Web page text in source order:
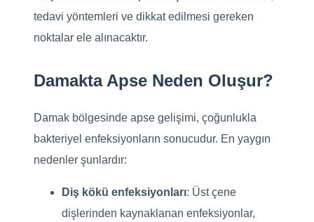
tedavi yöntemleri ve dikkat edilmesi gereken
noktalar ele alınacaktır.
Damakta Apse Neden Oluşur?
Damak bölgesinde apse gelişimi, çoğunlukla
bakteriyel enfeksiyonların sonucudur. En yaygın
nedenler şunlardır:
Diş kökü enfeksiyonları: Üst çene
dişlerinden kaynaklanan enfeksiyonlar,